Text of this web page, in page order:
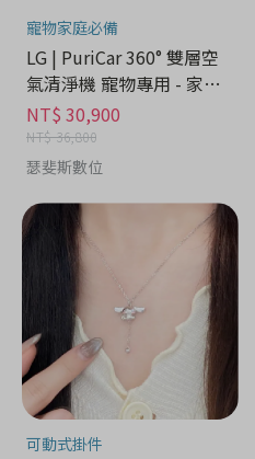
寵物家庭必備
LG | PuriCar 360° 雙層空
氣清淨機 寵物專用 - 家電
分期
NT$ 30,900
NT$ 36,800
瑟斐斯數位
可動式掛件